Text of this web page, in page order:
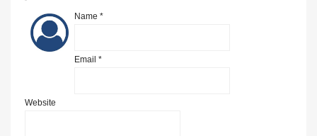
Name *
Email *
Website